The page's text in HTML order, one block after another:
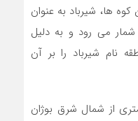
از میان این کوه ها، شیرباد به عنوان
شمار می رود و به دلیل
نام شیرباد را بر آن
۴ کیلومتری از شمال شرق بوژان